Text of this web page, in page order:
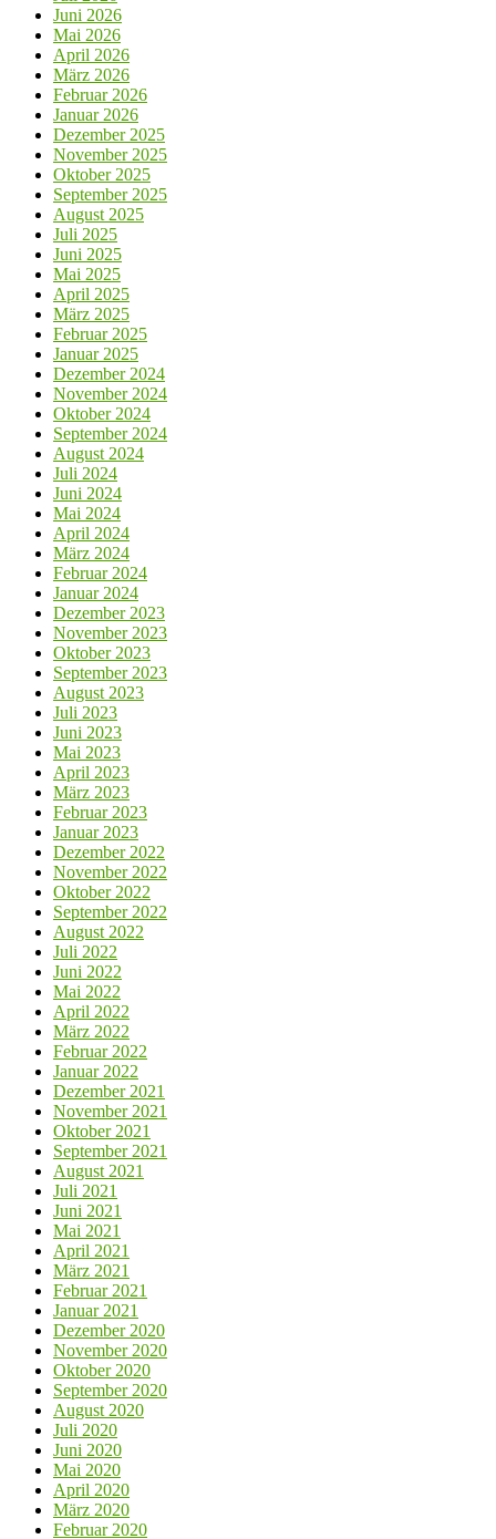
Juni 2026
Mai 2026
April 2026
März 2026
Februar 2026
Januar 2026
Dezember 2025
November 2025
Oktober 2025
September 2025
August 2025
Juli 2025
Juni 2025
Mai 2025
April 2025
März 2025
Februar 2025
Januar 2025
Dezember 2024
November 2024
Oktober 2024
September 2024
August 2024
Juli 2024
Juni 2024
Mai 2024
April 2024
März 2024
Februar 2024
Januar 2024
Dezember 2023
November 2023
Oktober 2023
September 2023
August 2023
Juli 2023
Juni 2023
Mai 2023
April 2023
März 2023
Februar 2023
Januar 2023
Dezember 2022
November 2022
Oktober 2022
September 2022
August 2022
Juli 2022
Juni 2022
Mai 2022
April 2022
März 2022
Februar 2022
Januar 2022
Dezember 2021
November 2021
Oktober 2021
September 2021
August 2021
Juli 2021
Juni 2021
Mai 2021
April 2021
März 2021
Februar 2021
Januar 2021
Dezember 2020
November 2020
Oktober 2020
September 2020
August 2020
Juli 2020
Juni 2020
Mai 2020
April 2020
März 2020
Februar 2020